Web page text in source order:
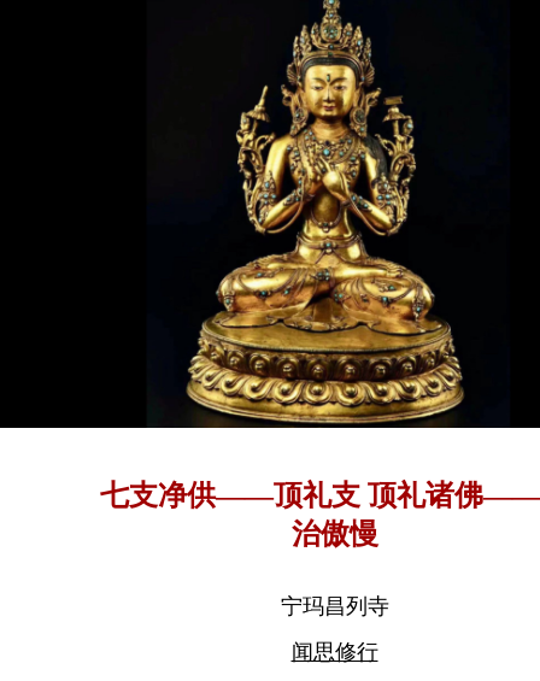
七支净供——顶礼支 顶礼诸佛
治傲慢
宁玛昌列寺
闻思修行